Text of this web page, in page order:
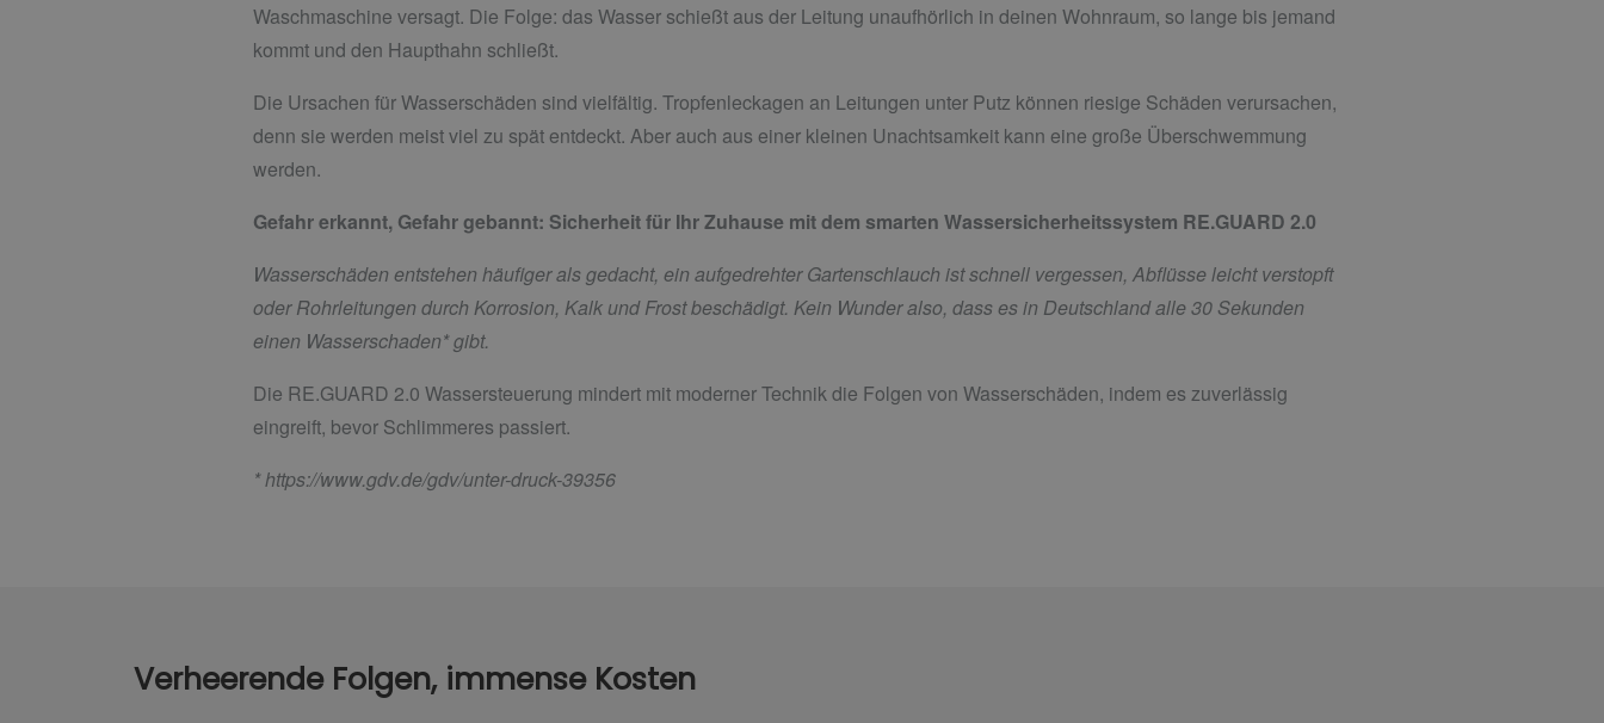
Waschmaschine versagt. Die Folge: das Wasser schießt aus der Leitung unaufhörlich in deinen Wohnraum, so lange bis jemand
kommt und den Haupthahn schließt.
Die Ursachen für Wasserschäden sind vielfältig. Tropfenleckagen an Leitungen unter Putz können riesige Schäden verursachen,
denn sie werden meist viel zu spät entdeckt. Aber auch aus einer kleinen Unachtsamkeit kann eine große Überschwemmung
werden.
Gefahr erkannt, Gefahr gebannt: Sicherheit für Ihr Zuhause mit dem smarten Wassersicherheitssystem RE.GUARD 2.0
Wasserschäden entstehen häufiger als gedacht, ein aufgedrehter Gartenschlauch ist schnell vergessen, Abflüsse leicht verstopft
oder Rohrleitungen durch Korrosion, Kalk und Frost beschädigt. Kein Wunder also, dass es in Deutschland alle 30 Sekunden
einen Wasserschaden* gibt.
Die RE.GUARD 2.0 Wassersteuerung mindert mit moderner Technik die Folgen von Wasserschäden, indem es zuverlässig
eingreift, bevor Schlimmeres passiert.
*https://www.gdv.de/gdv/unter-druck-39356
Verheerende Folgen, immense Kosten